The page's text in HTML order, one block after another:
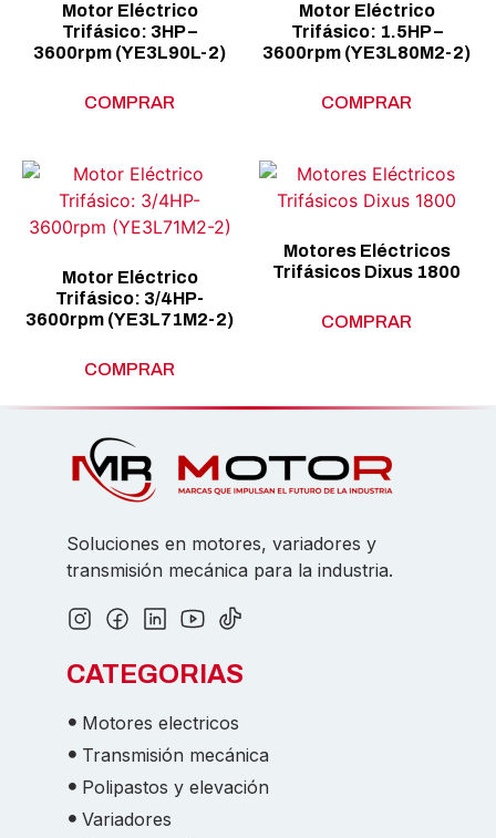
Motor Eléctrico
Trifásico: 3HP –
3600rpm (YE3L90L-2)
COMPRAR
Motor Eléctrico
Trifásico: 1.5HP –
3600rpm (YE3L80M2-2)
COMPRAR
Motor Eléctrico
Trifásico: 3/4HP-
3600rpm (YE3L71M2-2)
COMPRAR
Motores Eléctricos
Trifásicos Dixus 1800
COMPRAR
Soluciones en motores, variadores y
transmisión mecánica para la industria.
CATEGORIAS
Motores electricos
Transmisión mecánica
Polipastos y elevación
Variadores